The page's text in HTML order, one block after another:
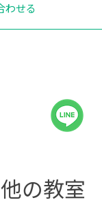
わせる
の教室